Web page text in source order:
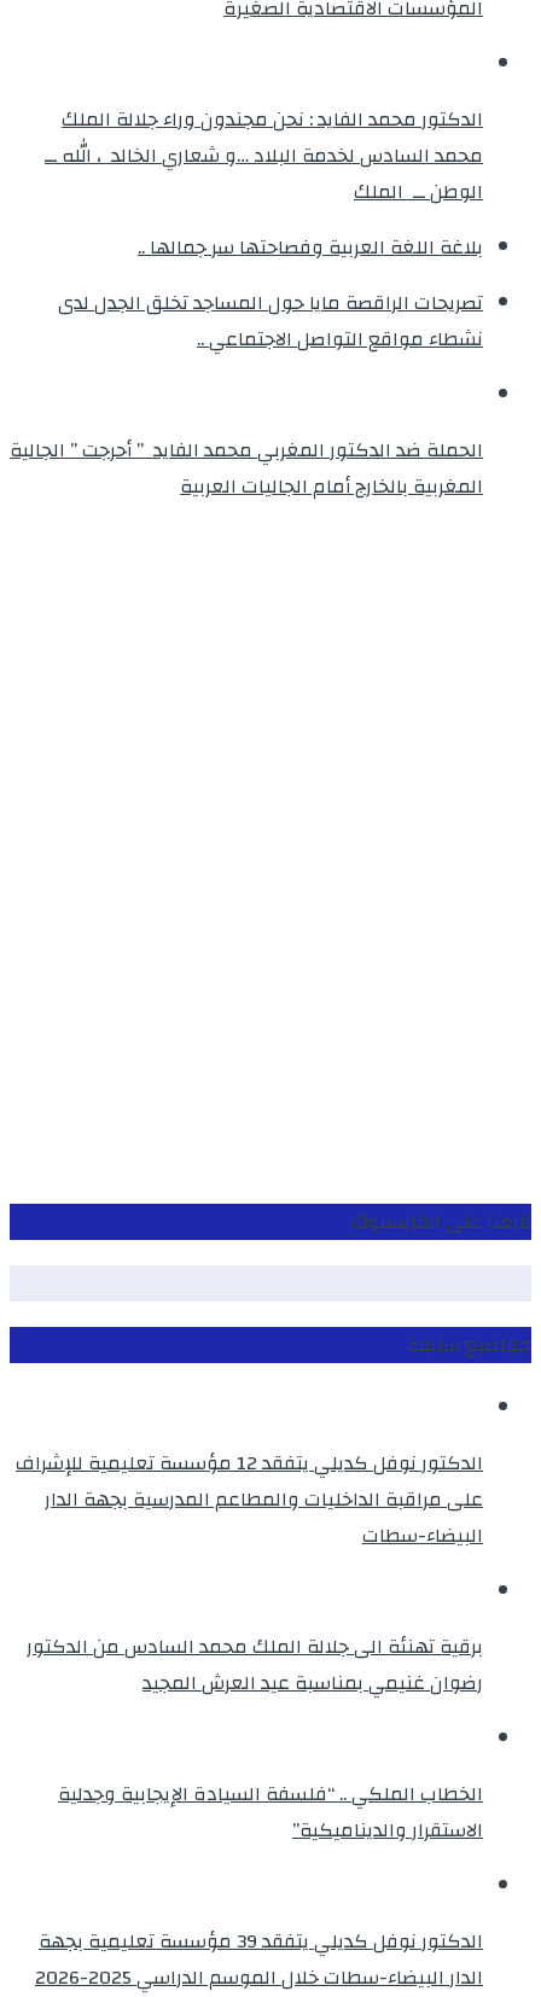
المؤسسات الاقتصادية الصغيرة
الدكتور محمد الفايد : نحن مجندون وراء جلالة الملك
محمد السادس لخدمة البلاد …و شعاري الخالد ، الله ــ
الوطن ــ الملك
بلاغة اللغة العربية وفصاحتها سر جمالها ..
تصريحات الراقصة مايا حول المساجد تخلق الجدل لدى
نشطاء مواقع التواصل الاجتماعي ..
الحملة ضد الدكتور المغربي محمد الفايد ” أحرجت ” الجالية
المغربية بالخارج أمام الجاليات العربية
تابعنا على الفايسبوك
مواضيع سابقة
الدكتور نوفل كديلي يتفقد 12 مؤسسة تعليمية للإشراف
على مراقبة الداخليات والمطاعم المدرسية بجهة الدار
البيضاء-سطات
برقية تهنئة الى جلالة الملك محمد السادس من الدكتور
رضوان غنيمي بمناسبة عيد العرش المجيد
الخطاب الملكي .. “فلسفة السيادة الإيجابية وجدلية
الاستقرار والديناميكية”
الدكتور نوفل كديلي يتفقد 39 مؤسسة تعليمية بجهة
الدار البيضاء-سطات خلال الموسم الدراسي 2025-2026